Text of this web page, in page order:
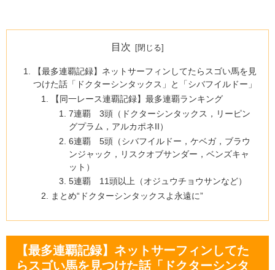
目次
【最多連覇記録】ネットサーフィンしてたらスゴい馬を見
つけた話「ドクターシンタックス」と「シバフイルドー」
【同一レース連覇記録】最多連覇ランキング
7連覇 3頭（ドクターシンタックス，リーピン
グプラム，アルカポネII）
6連覇 5頭（シバフイルドー，ケベガ，ブラウ
ンジャック，リスクオブサンダー，ベンズキャ
ット）
5連覇 11頭以上（オジュウチョウサンなど）
まとめ“ドクターシンタックスよ永遠に”
【最多連覇記録】ネットサーフィンしてた
らスゴい馬を見つけた話「ドクターシンタ